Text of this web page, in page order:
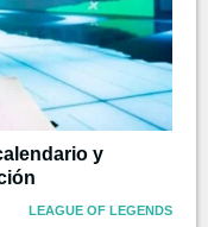
y
LEAGUE OF LEGENDS